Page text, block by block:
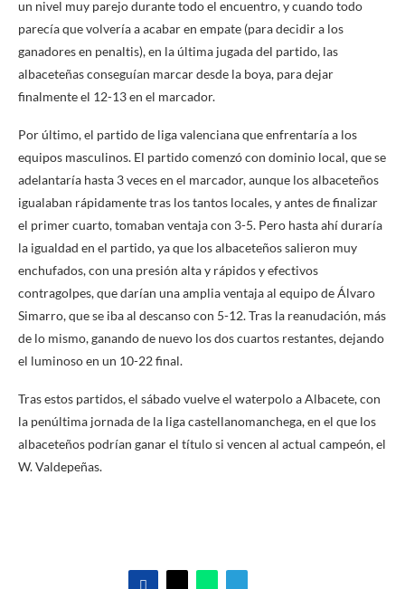
un nivel muy parejo durante todo el encuentro, y cuando todo
parecía que volvería a acabar en empate (para decidir a los
ganadores en penaltis), en la última jugada del partido, las
albaceteñas conseguían marcar desde la boya, para dejar
finalmente el 12-13 en el marcador.
Por último, el partido de liga valenciana que enfrentaría a los
equipos masculinos. El partido comenzó con dominio local, que se
adelantaría hasta 3 veces en el marcador, aunque los albaceteños
igualaban rápidamente tras los tantos locales, y antes de finalizar
el primer cuarto, tomaban ventaja con 3-5. Pero hasta ahí duraría
la igualdad en el partido, ya que los albaceteños salieron muy
enchufados, con una presión alta y rápidos y efectivos
contragolpes, que darían una amplia ventaja al equipo de Álvaro
Simarro, que se iba al descanso con 5-12. Tras la reanudación, más
de lo mismo, ganando de nuevo los dos cuartos restantes, dejando
el luminoso en un 10-22 final.
Tras estos partidos, el sábado vuelve el waterpolo a Albacete, con
la penúltima jornada de la liga castellanomanchega, en el que los
albaceteños podrían ganar el título si vencen al actual campeón, el
W. Valdepeñas.